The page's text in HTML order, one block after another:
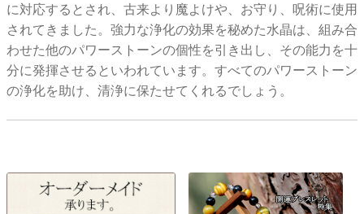
に対応するとされ、古来より魔よけや、お守り、呪術に使用
されてきました。強力な浄化の効果を秘めた水晶は、組み合
わせた他のパワーストーンの個性を引き出し、その能力を十
分に発揮させるといわれています。すべてのパワーストーン
の浄化を助け、清浄に保たせてくれるでしょう。